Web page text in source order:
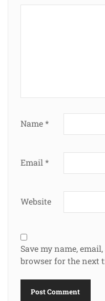
Name*
Email *
Website
Save my name,
browser for the next